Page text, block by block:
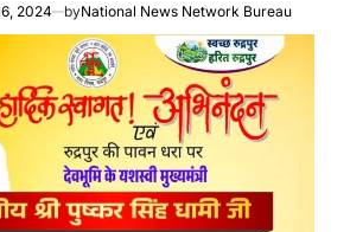
2024 byNational News Network Bureau